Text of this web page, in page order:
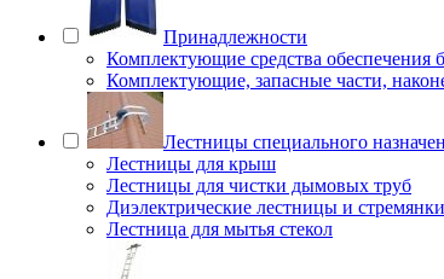
Принадлежности
Комплектующие средства обеспечения
Комплектующие, запасные части,
Лестницы специального
Лестницы для крыш
Лестницы для чистки дымовых труб
Диэлектрические лестницы и
Лестница для мытья стекол